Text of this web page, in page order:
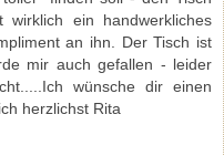
ein handwerkliches
an ihn. Der Tisch ist
mir auch gefallen - leider
wünsche dir einen
herzlichst Rita